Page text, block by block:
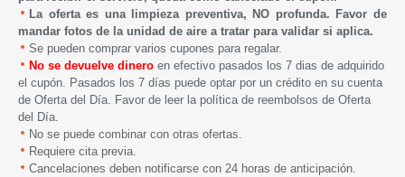
La oferta es una limpieza preventiva, NO profunda. Favor de
mandar fotos de la unidad de aire a tratar para validar si aplica.
Se pueden comprar varios cupones para regalar.
No se devuelve dinero en efectivo pasados los 7 dias de adquirido
el cupón. Pasados los 7 días puede optar por un crédito en su cuenta
de Oferta del Día. Favor de leer la política de reembolsos de Oferta
del Día.
No se puede combinar con otras ofertas.
Requiere cita previa.
Cancelaciones deben notificarse con 24 horas de anticipación.